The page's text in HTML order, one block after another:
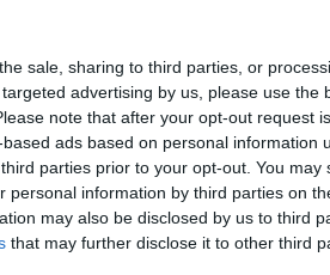
sale, sharing to third parties, or
advertising by us, please use the
note that after your opt-out request
ads based on personal information
parties prior to your opt-out. You
personal information by third parties on
may also be disclosed by us to third
that may further disclose it to other third